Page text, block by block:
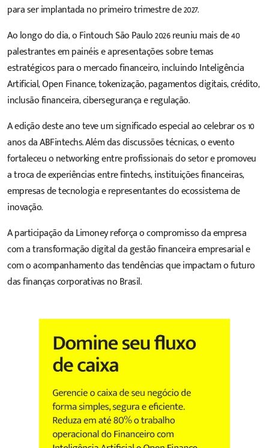
para ser implantada no primeiro trimestre de 2027.
Ao longo do dia, o Fintouch São Paulo 2026 reuniu mais de 40
palestrantes em painéis e apresentações sobre temas
estratégicos para o mercado financeiro, incluindo Inteligência
Artificial, Open Finance, tokenização, pagamentos digitais, crédito,
inclusão financeira, cibersegurança e regulação.
A edição deste ano teve um significado especial ao celebrar os 10
anos da ABFintechs. Além das discussões técnicas, o evento
fortaleceu o networking entre profissionais do setor e promoveu
a troca de experiências entre fintechs, instituições financeiras,
empresas de tecnologia e representantes do ecossistema de
inovação.
A participação da Limoney reforça o compromisso da empresa
com a transformação digital da gestão financeira empresarial e
com o acompanhamento das tendências que impactam o futuro
das finanças corporativas no Brasil.